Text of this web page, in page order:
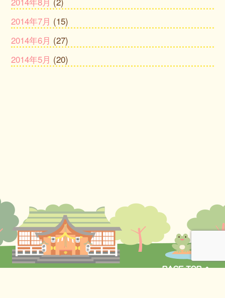
2014年7月 (15)
2014年6月 (27)
2014年5月 (20)